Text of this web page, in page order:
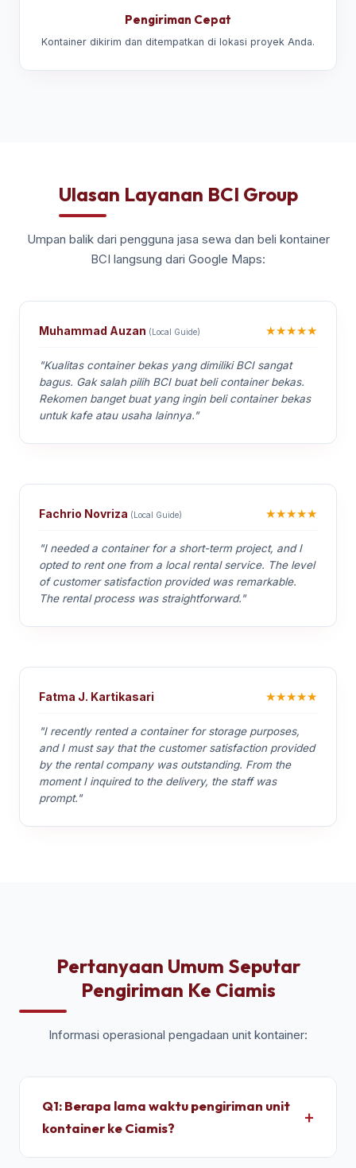
Pengiriman Cepat
Kontainer dikirim dan ditempatkan di lokasi proyek Anda.
Ulasan Layanan BCI Group
Umpan balik dari pengguna jasa sewa dan beli kontainer
BCI langsung dari Google Maps:
Muhammad Auzan (Local Guide) ★★★★★
"Kualitas container bekas yang dimiliki BCI sangat
bagus. Gak salah pilih BCI buat beli container bekas.
Rekomen banget buat yang ingin beli container bekas
untuk kafe atau usaha lainnya."
Fachrio Novriza (Local Guide) ★★★★★
"I needed a container for a short-term project, and I
opted to rent one from a local rental service. The level
of customer satisfaction provided was remarkable.
The rental process was straightforward."
Fatma J. Kartikasari ★★★★★
"I recently rented a container for storage purposes,
and I must say that the customer satisfaction provided
by the rental company was outstanding. From the
moment I inquired to the delivery, the staff was
prompt."
Pertanyaan Umum Seputar
Pengiriman Ke Ciamis
Informasi operasional pengadaan unit kontainer:
Q1: Berapa lama waktu pengiriman unit
kontainer ke Ciamis?